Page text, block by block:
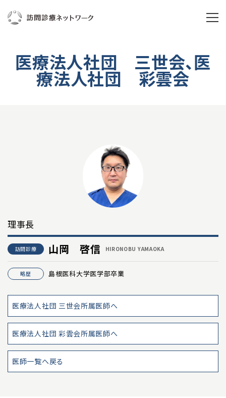
訪問診療ネットワークとは
3分で分かる訪問診療ネットワーク
ネットワーク加盟法人
在籍医師
沿革
訪問診療をご希望の方へ
訪問診療をご希望の方へ
医療法人社団 三世会、医
療法人社団 彩雲会
理事長
訪問診療 山岡 啓信 HIRONOBU YAMAOKA
略歴 島根医科大学医学部卒業
医療法人社団 三世会所属医師へ
医療法人社団 彩雲会所属医師へ
医師一覧へ戻る